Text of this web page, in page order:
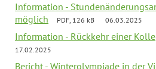
Information -
möglich
PDF, 126 kB 06.03.2025
Information - Rückkehr einer
17.02.2025
Bericht - Winterolympiade in der